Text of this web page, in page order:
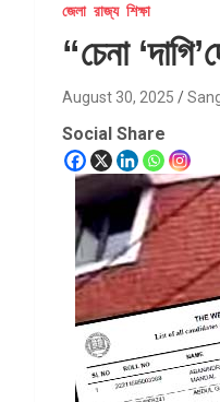
জেলা রাজ্য শিক্ষা
“চেনা
August 30, 2025
Social Share